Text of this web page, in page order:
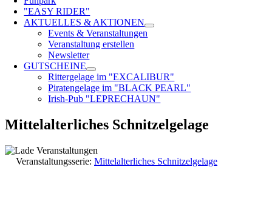
"EASY RIDER"
AKTUELLES & AKTIONEN
Events & Veranstaltungen
Veranstaltung erstellen
Newsletter
GUTSCHEINE
Rittergelage im "EXCALIBUR"
Piratengelage im "BLACK PEARL"
Irish-Pub "LEPRECHAUN"
Mittelalterliches Schnitzelgelage
Veranstaltungsserie: Mittelalterliches Schnitzelgelage